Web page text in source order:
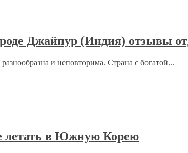
Джайпур (Индия) отзывы
и неповторима. Страна с богатой...
летать в Южную Корею